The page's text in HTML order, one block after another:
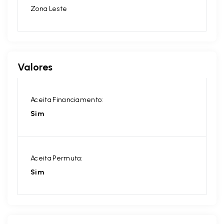
Zona Leste
Valores
Aceita Financiamento:
Sim
Aceita Permuta:
Sim